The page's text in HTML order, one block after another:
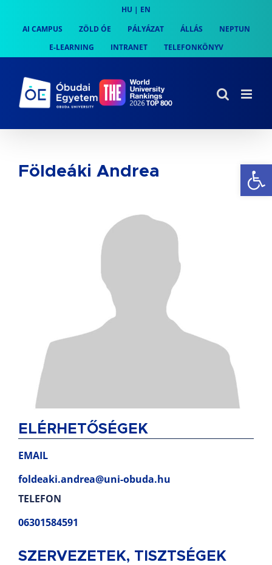
content
HU | EN
AI CAMPUS
ZÖLD ÓE PÁLYÁZAT ÁLLÁS
NEPTUN
E-LEARNING
INTRANET TELEFONKÖNYV
Földeáki Andrea
ELÉRHETŐSÉGEK
EMAIL
foldeaki.andrea@uni-obuda.hu
TELEFON
06301584591
SZERVEZETEK, TISZTSÉGEK